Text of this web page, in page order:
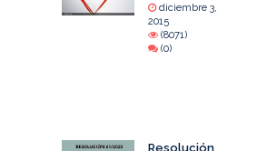
diciembre 3,
2015
(8071)
(0)
Resolución